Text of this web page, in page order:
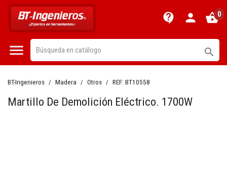
contact_support person shopping_basket0
 
BT-Ingenieros Madera Otros REF: BT10558
Martillo De Demolición Eléctrico. 1700W